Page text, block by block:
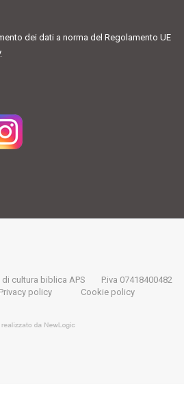
dei dati a norma del Regolamento UE
cultura biblica APS
P.iva 07418400482
Privacy policy Cookie policy